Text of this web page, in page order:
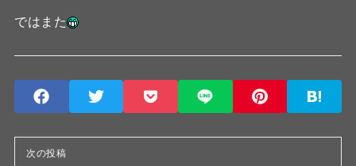
ではまた
次の投稿